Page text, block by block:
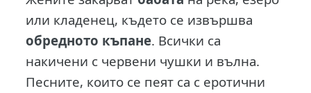
или кладенец, където се извършва
обредното къпане. Всички са
накичени с червени чушки и вълна.
Песните, които се пеят са с еротични